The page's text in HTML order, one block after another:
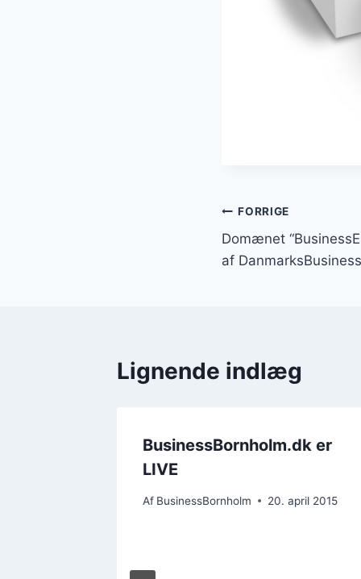
FORRIGE
Domænet
af DanmarksBusiness
Lignende indlæg
BusinessBornholm.dk er
LIVE
Af BusinessBornholm 20. april 2015